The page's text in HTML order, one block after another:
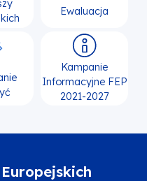
Ewaluacja
Kampanie
Informacyjne FEP
2021-2027